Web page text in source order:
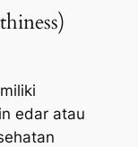
edar atau